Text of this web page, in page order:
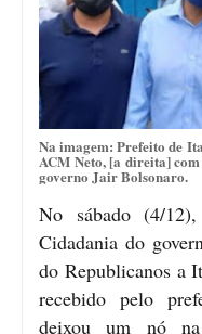
Na imagem: Prefeito de
ACM Neto, [a direita]
governo Jair Bolsonaro.
No sábado (4/
Cidadania do
do Republicanos a
recebido pelo
deixou um nó